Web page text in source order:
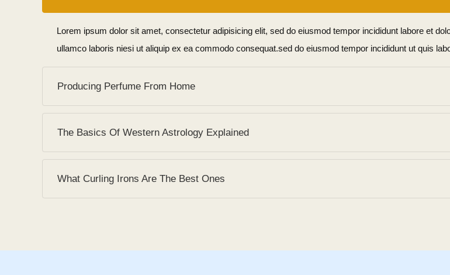
Lorem ipsum dolor sit amet, consectetur adipisicing elit, sed do eiusmod tempor incididunt labore et
ullamco laboris niesi ut aliquip ex ea commodo consequat.sed do eiusmod tempor incididunt ut quis
Producing Perfume From Home
ullamco laboris niesi ut aliquip ex ea commodo consequat.sed do eiusmod tempor incididunt ut quis
The Basics Of Western Astrology Explained
ullamco laboris niesi ut aliquip ex ea commodo consequat.sed do eiusmod tempor incididunt ut quis
What Curling Irons Are The Best Ones